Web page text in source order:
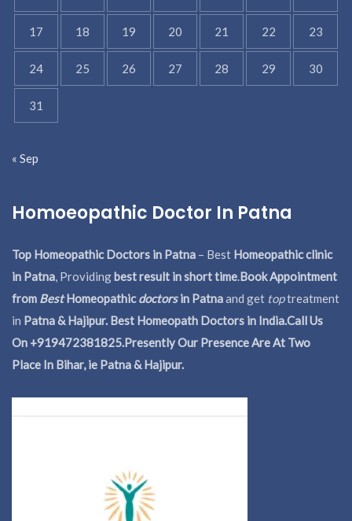
17 18 19 20 21 22 23
24 25 26 27 28 29 30
31
« Sep
Homoeopathic Doctor In Patna
Top Homeopathic Doctors in Patna – Best Homeopathic clinic
in Patna, Providingbest result in short time.Book Appointment
from BestHomeopathicdoctorsin Patnaand get toptreatment
in Patna & Hajipur. Best Homeopath Doctors in India.Call Us
On +919472381825.Presently Our Presence Are At Two
Place In Bihar, ie Patna & Hajipur.